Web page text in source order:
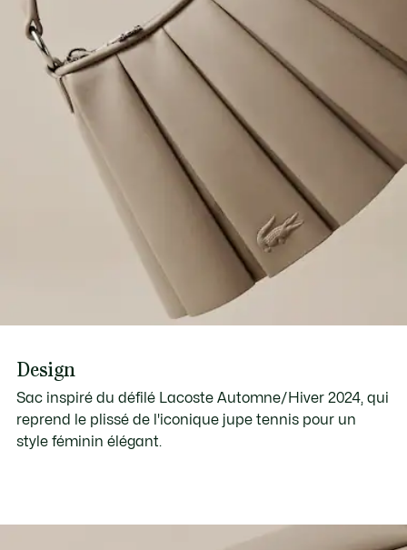
Intérieur : 1 poche pour cartes de crédit
Porté : main ou croisé
Crocodile ton sur ton débossé au bas
Design
Sac inspiré du défilé Lacoste Automne/Hiver 2024, qui
reprend le plissé de l'iconique jupe tennis pour un
style féminin élégant.